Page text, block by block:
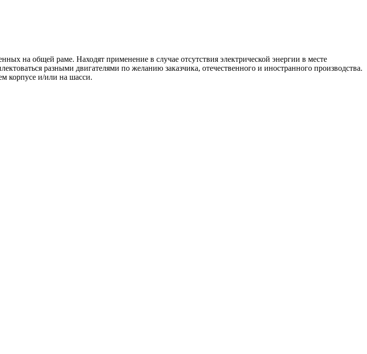
на общей раме. Находят применение в случае отсутствия электрической энергии в месте
разными двигателями по желанию заказчика, отечественного и иностранного производства.
корпусе и/или на шасси.